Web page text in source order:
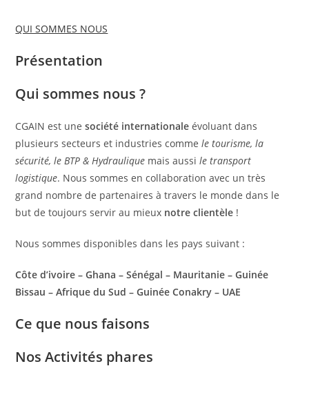
QUI SOMMES NOUS
Présentation
Qui sommes nous ?
CGAIN est unesociété internationale évoluant dans
plusieurs secteurs et industries commele tourisme, la
sécurité, le BTP & Hydraulique mais aussile transport
logistique. Nous sommes en collaboration avec un très
grand nombre de partenaires à travers le monde dans le
but de toujours servir au mieux notre clientèle !
Nous sommes disponibles dans les pays suivant :
Côte d’ivoire – Ghana – Sénégal – Mauritanie – Guinée
Bissau – Afrique du Sud – Guinée Conakry – UAE
Ce que nous faisons
Nos Activités phares